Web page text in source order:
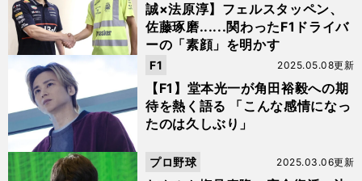
誠×法原淳】フェルスタッペン、
佐藤琢磨......関わったF1ドライバ
ーの「素顔」を明かす
【F1】堂本光一が角田裕毅への期
待を熱く語る 「こんな感情になっ
たのは久しぶり」
2025.05.08更新
F1
2025.03.06更新
プロ野球